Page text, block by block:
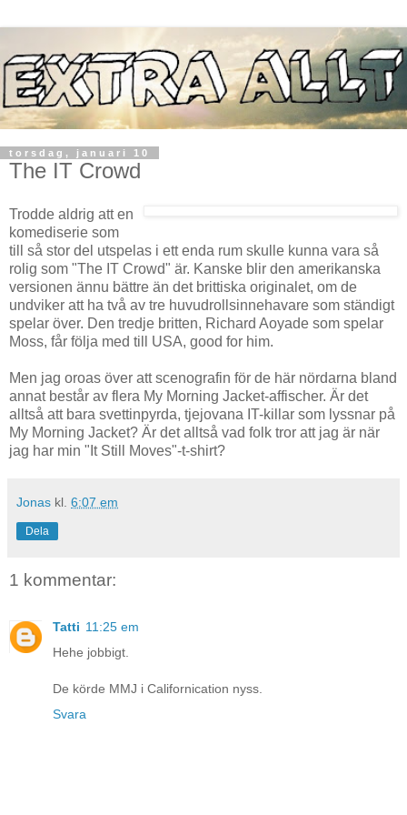
torsdag, januari 10
The IT Crowd
Trodde aldrig att en
komediserie som
till så stor del utspelas i ett enda rum skulle kunna vara så
rolig som "The IT Crowd" är. Kanske blir den amerikanska
versionen ännu bättre än det brittiska originalet, om de
undviker att ha två av tre huvudrollsinnehavare som ständigt
spelar över. Den tredje britten, Richard Aoyade som spelar
Moss, får följa med till USA, good for him.
Men jag oroas över att scenografin för de här nördarna bland
annat består av flera My Morning Jacket-affischer. Är det
alltså att bara svettinpyrda, tjejovana IT-killar som lyssnar på
My Morning Jacket? Är det alltså vad folk tror att jag är när
jag har min "It Still Moves"-t-shirt?
Jonas kl. 6:07 em
Dela
1 kommentar:
Tatti 11:25 em
Hehe jobbigt.
De körde MMJ i Californication nyss.
Svara